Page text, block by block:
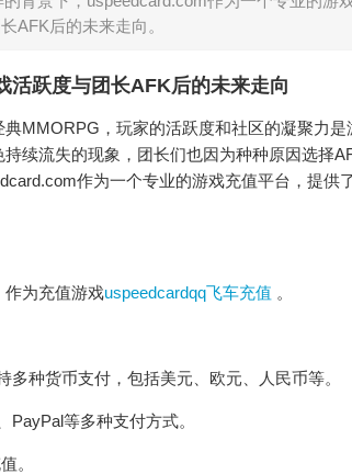
AFK后的未来走向。
跃度与团长AFK后的未来走向
MMORPG，玩家的活跃度和社区的凝聚力
续流失的现象，团长们也因为种种原因选择
作为一个专业的游戏充值平台，提供
作为充值游戏uspeedcardqq飞车充值 。
种货币支付，包括美元、欧元、人民币等。
等多种支付方式。
。